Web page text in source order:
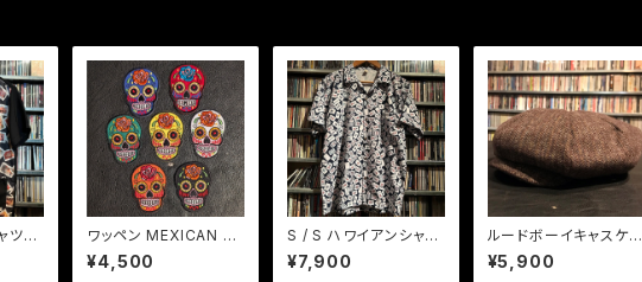
ャツ
ワッペン MEXICAN SK
ULL セット
¥4,500
S / S ハワイアンシャ
ツ マージャン牌 BK
¥7,900
ルードボーイキャスケッ
ト ヘリンボーン ブラ
ウン
¥5,900